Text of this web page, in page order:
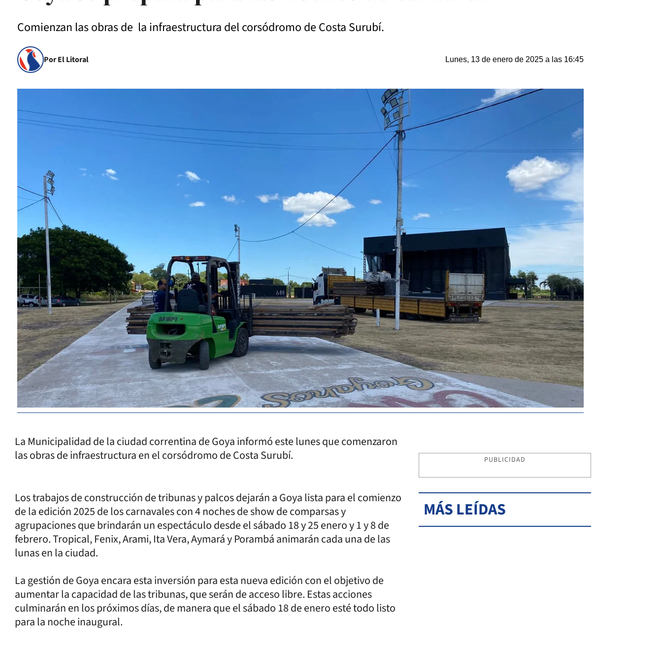
Comienzan las obras de la infraestructura del corsódromo de Costa Surubí.
Por El Litoral Lunes, 13 de enero de 2025 a las 16:45
La Municipalidad de la ciudad correntina de Goya informó este lunes que comenzaron
las obras de infraestructura en el corsódromo de Costa Surubí.
Los trabajos de construcción de tribunas y palcos dejarán a Goya lista para el comienzo
de la edición 2025 de los carnavales con 4 noches de show de comparsas y
agrupaciones que brindarán un espectáculo desde el sábado 18 y 25 enero y 1 y 8 de
febrero. Tropical, Fenix, Arami, Ita Vera, Aymará y Porambá animarán cada una de las
lunas en la ciudad.
La gestión de Goya encara esta inversión para esta nueva edición con el objetivo de
aumentar la capacidad de las tribunas, que serán de acceso libre. Estas acciones
culminarán en los próximos días, de manera que el sábado 18 de enero esté todo listo
para la noche inaugural.
PUBLICIDAD
MÁS LEÍDAS